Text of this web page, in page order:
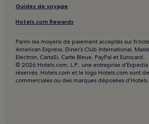
Nice : Appart’hôtels
Nice : Chambres d’hôtes
Nice : hôtels Hôtels pas chers
Guides de voyage
Hotels.com Rewards
Parmi les moyens de paiement acceptés sur
American Express, Diner’s Club International,
Electron, CartaSi, Carte Bleue, PayPal et Eurocard.
© 2026 Hotels.com, L.P., une entreprise
réservés. Hotels.com et le logo Hotels.com sont
commerciales ou des marques déposées